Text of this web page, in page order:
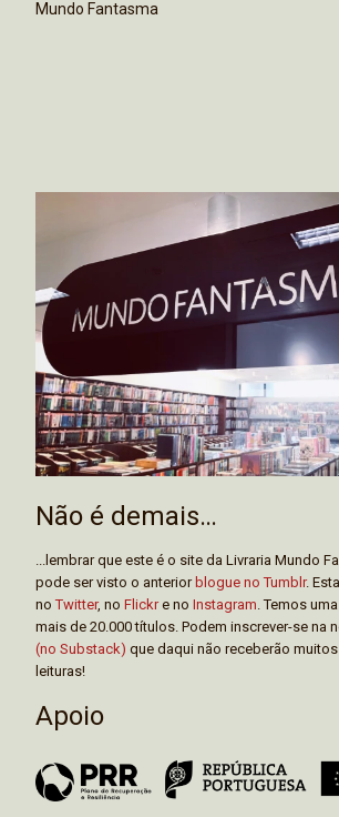
Mundo Fantasma
Não é demais…
...lembrar que este é o site da Livraria Mundo
pode ser visto o anteriorblogue no Tumblr.
noTwitter, no Flickre no Instagram . Temos uma
mais de 20.000 títulos. Podem inscrever-se na
(no Substack) que daqui não receberão
leituras!
Apoio